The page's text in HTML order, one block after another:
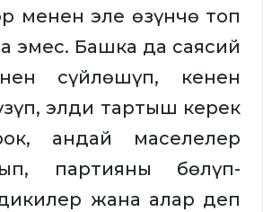
менен эле өзүнчө топ
эмес. Башка да саясий
сүйлөшүп, кенен
элди тартыш керек
андай маселелер
партияны бөлүп-
жана алар деп